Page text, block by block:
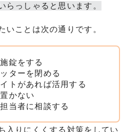
らっしゃると思います。
いことは次の通りです。
錠をする
ターを閉める
トがあれば活用する
かない
当者に相談する
入りにくくする対策をしてい